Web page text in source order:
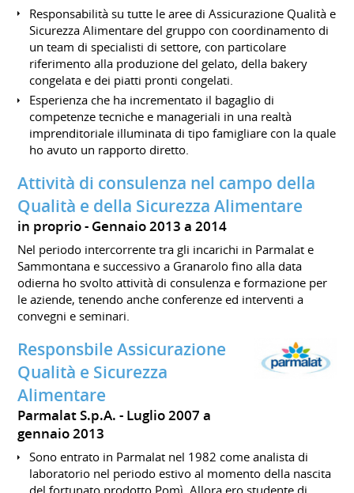
Responsabilità su tutte le aree di Assicurazione Qualità e
Sicurezza Alimentare del gruppo con coordinamento di
un team di specialisti di settore, con particolare
riferimento alla produzione del gelato, della bakery
congelata e dei piatti pronti congelati.
Esperienza che ha incrementato il bagaglio di
competenze tecniche e manageriali in una realtà
imprenditoriale illuminata di tipo famigliare con la quale
ho avuto un rapporto diretto.
Attività di consulenza nel campo della
Qualità e della Sicurezza Alimentare
in proprio Gennaio 2013 a 2014
Nel periodo intercorrente tra gli incarichi in Parmalat e
Sammontana e successivo a Granarolo fino alla data
odierna ho svolto attività di consulenza e formazione per
le aziende, tenendo anche conferenze ed interventi a
convegni e seminari.
Responsbile Assicurazione
Qualità e Sicurezza
Alimentare
Parmalat S.p.A.
Luglio 2007 a
gennaio 2013
Sono entrato in Parmalat nel 1982 come analista di
laboratorio nel periodo estivo al momento della nascita